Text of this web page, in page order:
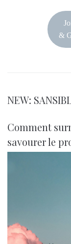
&
NEW:
Comment
savourer le